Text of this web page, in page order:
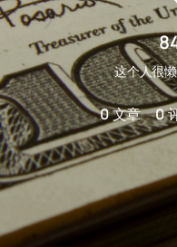
这个人很
0文章 0